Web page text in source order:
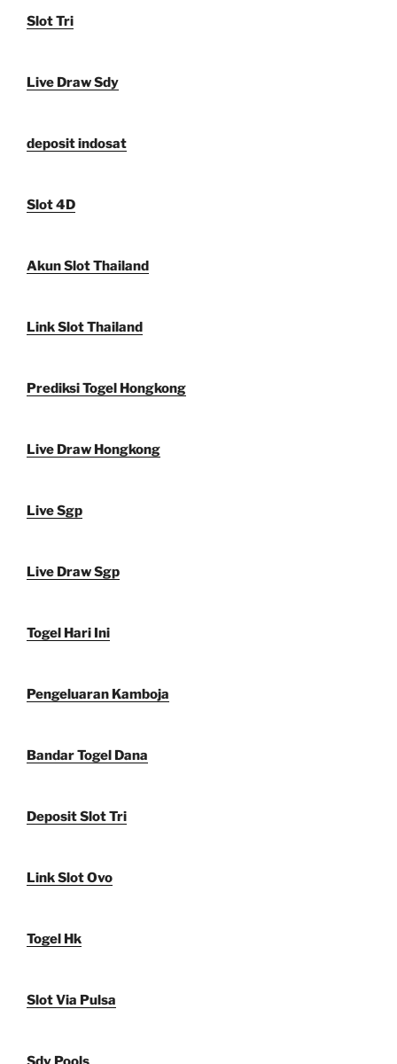
Slot Tri
Live Draw Sdy
deposit indosat
Slot 4D
Akun Slot Thailand
Link Slot Thailand
Prediksi Togel Hongkong
Live Draw Hongkong
Live Sgp
Live Draw Sgp
Togel Hari Ini
Pengeluaran Kamboja
Bandar Togel Dana
Deposit Slot Tri
Link Slot Ovo
Togel Hk
Slot Via Pulsa